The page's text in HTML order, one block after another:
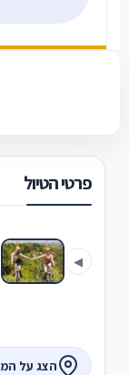
פרטי הטיול
◀
הצג על